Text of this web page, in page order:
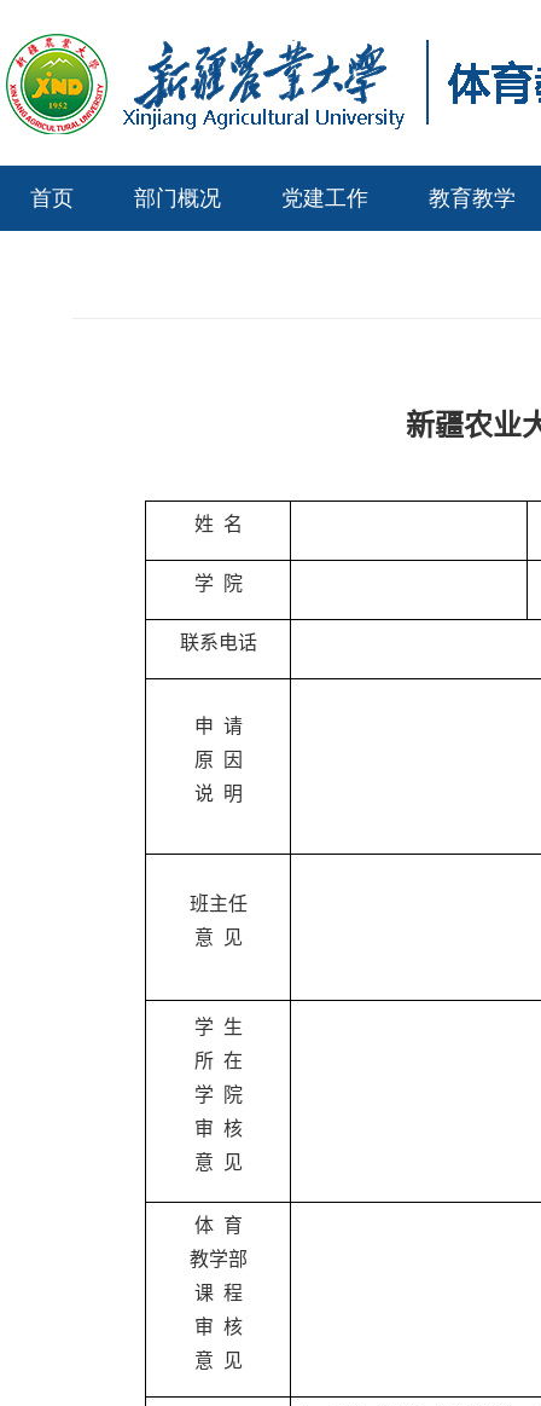
首页 部门概况 党建工作 教育教学
新疆农业
姓 名
学 院
联系电话
申 请
原 因
说 明
班主任
意 见
学 生
所 在
学 院
审 核
意 见
体 育
教学部
课 程
审 核
意 见